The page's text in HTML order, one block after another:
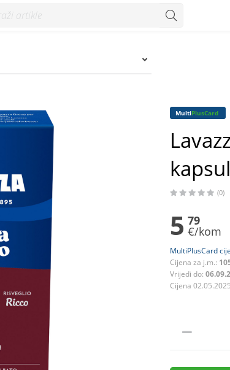
MultiPlusCard
(0)
5 79
€/kom
MultiPlusCard
Cijena za j.m.:
Vrijedi do:
Cijena